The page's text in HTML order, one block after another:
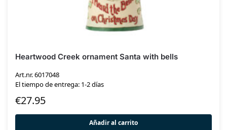
Heartwood Creek ornament Santa with bells
Art.nr. 6017048
El tiempo de entrega: 1-2 días
€27.95
Añadir al carrito